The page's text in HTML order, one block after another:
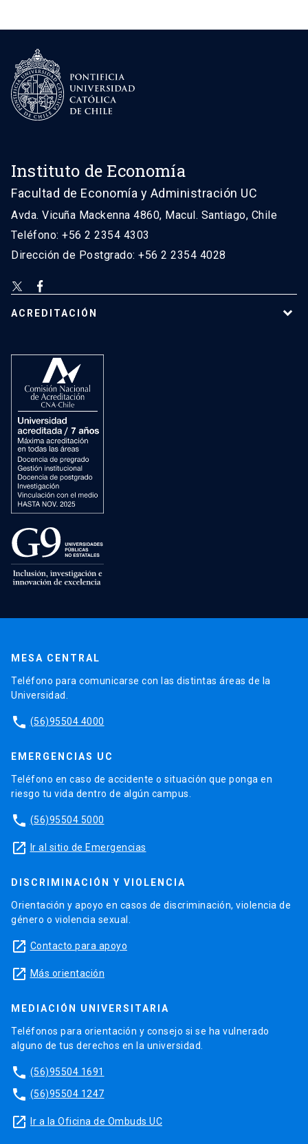
Instituto de Economía
Facultad de Economía y Administración UC
Avda. Vicuña Mackenna 4860, Macul. Santiago, Chile
Teléfono: +56 2 2354 4303
Dirección de Postgrado: +56 2 2354 4028
ACREDITACIÓN
MESA CENTRAL
Teléfono para comunicarse con las distintas áreas de la
Universidad.
phone (56)95504 4000
EMERGENCIAS UC
Teléfono en caso de accidente o situación que ponga en
riesgo tu vida dentro de algún campus.
phone (56)95504 5000
launch Ir al sitio de Emergencias
DISCRIMINACIÓN Y VIOLENCIA
Orientación y apoyo en casos de discriminación, violencia de
género o violencia sexual.
launch Contacto para apoyo
launch Más orientación
MEDIACIÓN UNIVERSITARIA
Teléfonos para orientación y consejo si se ha vulnerado
alguno de tus derechos en la universidad.
phone (56)95504 1691
phone (56)95504 1247
launch Ir a la Oficina de Ombuds UC